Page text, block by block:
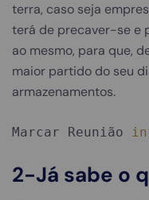
terra, caso seja
terá de precaver-se e
ao mesmo, para que,
maior partido do seu
armazenamentos.
Marcar Reunião
2-Já sabe o